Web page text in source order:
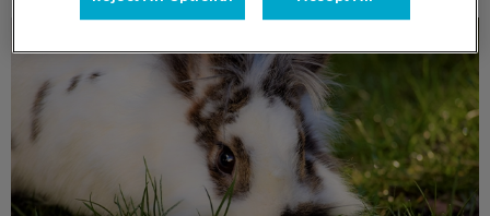
Bescherm je konijn voor warmere dagen